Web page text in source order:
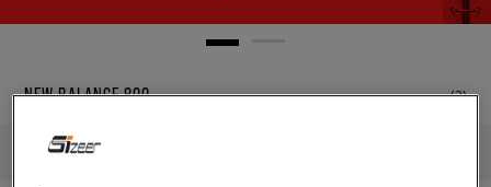
NEW BALANCE 800 (3)
FILTREAZĂ